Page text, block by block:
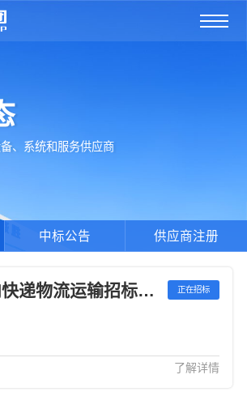
、系统和服务供应商
中标公告 供应商注册
2026年国内快递物流运输招标公告 正在招标
了解详情